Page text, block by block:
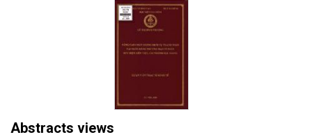
Abstracts views